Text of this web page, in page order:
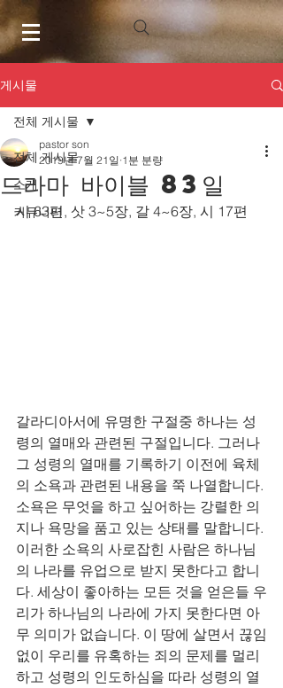
게시물
전체 게시물
소개
커뮤니티
전체 게시물
드라마 바이블 83일
pastor son
2019년 7월 21일 1분 분량
시 63편, 삿 3~5장, 갈 4~6장, 시 17편
갈라디아서에 유명한 구절중 하나는 성
령의 열매와 관련된 구절입니다. 그러나
그 성령의 열매를 기록하기 이전에 육체
의 소욕과 관련된 내용을 쭉 나열합니다.
소욕은 무엇을 하고 싶어하는 강렬한 의
지나 욕망을 품고 있는 상태를 말합니다.
이러한 소욕의 사로잡힌 사람은 하나님
의 나라를 유업으로 받지 못한다고 합니
다. 세상이 좋아하는 모든 것을 얻은들 우
리가 하나님의 나라에 가지 못한다면 아
무 의미가 없습니다. 이 땅에 살면서 끊임
없이 우리를 유혹하는 죄의 문제를 멀리
하고 성령의 인도하심을 따라 성령의 열